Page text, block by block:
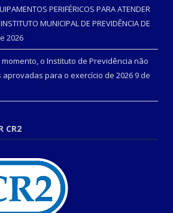
PERIFÉRICOS PARA ATENDER
MUNICIPAL DE PREVIDÊNCIA DE
2026
o Instituto de Previdência não
para o exercício de 2026 9 de
CR2